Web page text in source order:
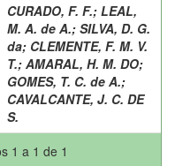
CURADO, F. F.; LEAL,
M. A. de A.; SILVA, D. G.
da; CLEMENTE, F. M. V.
T.; AMARAL, H. M. DO;
GOMES, T. C. de A.;
CAVALCANTE, J. C. DE
S.
1 a 1 de 1